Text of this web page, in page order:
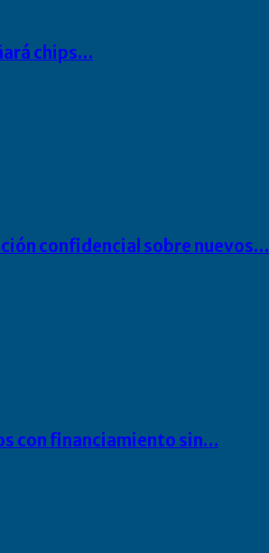
chips…
confidencial sobre nuevos…
con financiamiento sin…